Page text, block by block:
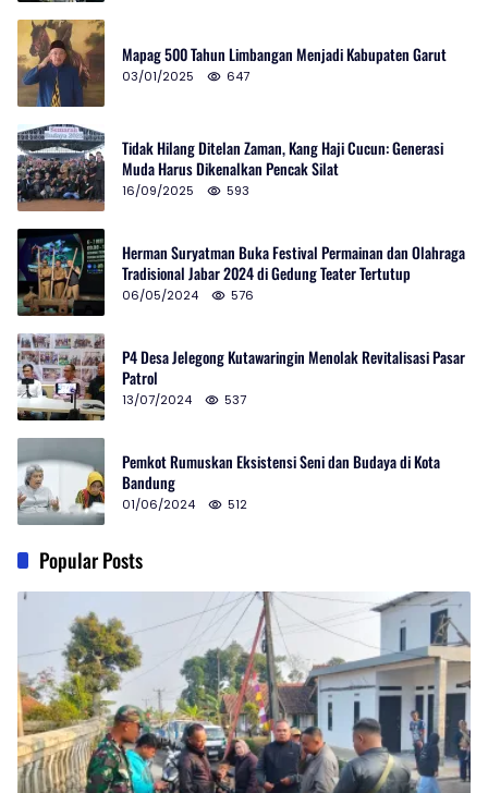
Mapag 500 Tahun Limbangan Menjadi Kabupaten Garut
03/01/2025 647
Tidak Hilang Ditelan Zaman, Kang Haji Cucun: Generasi
Muda Harus Dikenalkan Pencak Silat
16/09/2025 593
Herman Suryatman Buka Festival Permainan dan Olahraga
Tradisional Jabar 2024 di Gedung Teater Tertutup
06/05/2024 576
P4 Desa Jelegong Kutawaringin Menolak Revitalisasi Pasar
Patrol
13/07/2024 537
Pemkot Rumuskan Eksistensi Seni dan Budaya di Kota
Bandung
01/06/2024 512
Popular Posts